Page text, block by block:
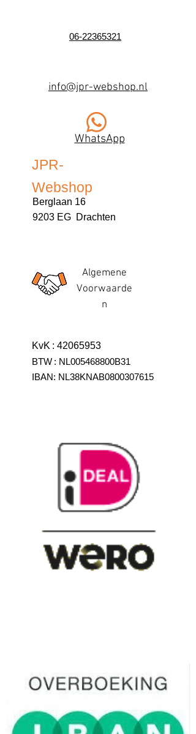
06-22365321
info@jpr-webshop.nl
WhatsApp
JPR-
Webshop
Berglaan 16
9203 EG Drachten
Algemene
Voorwaarde
n
KvK : 42065953
BTW : NL005468800B31
IBAN: NL38KNAB0800307615